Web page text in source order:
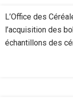
L’Office des
l’acquisition des
échantillons des